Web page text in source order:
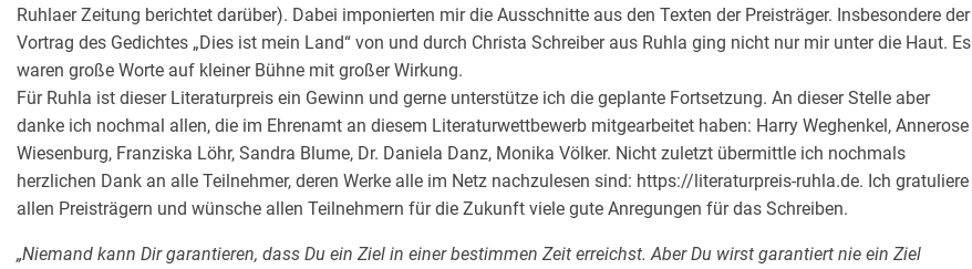
Ruhlaer Zeitung berichtet darüber). Dabei imponierten mir die Ausschnitte aus den Texten der Preisträger. Insbesondere der
Vortrag des Gedichtes „Dies ist mein Land“ von und durch Christa Schreiber aus Ruhla ging nicht nur mir unter die Haut. Es
waren große Worte auf kleiner Bühne mit großer Wirkung.
Für Ruhla ist dieser Literaturpreis ein Gewinn und gerne unterstütze ich die geplante Fortsetzung. An dieser Stelle aber
danke ich nochmal allen, die im Ehrenamt an diesem Literaturwettbewerb mitgearbeitet haben: Harry Weghenkel, Annerose
Wiesenburg, Franziska Löhr, Sandra Blume, Dr. Daniela Danz, Monika Völker. Nicht zuletzt übermittle ich nochmals
herzlichen Dank an alle Teilnehmer, deren Werke alle im Netz nachzulesen sind: https://literaturpreis-ruhla.de. Ich gratuliere
allen Preisträgern und wünsche allen Teilnehmern für die Zukunft viele gute Anregungen für das Schreiben.
„Niemand kann Dir garantieren, dass Du ein Ziel in einer bestimmen Zeit erreichst. Aber Du wirst garantiert nie ein Ziel